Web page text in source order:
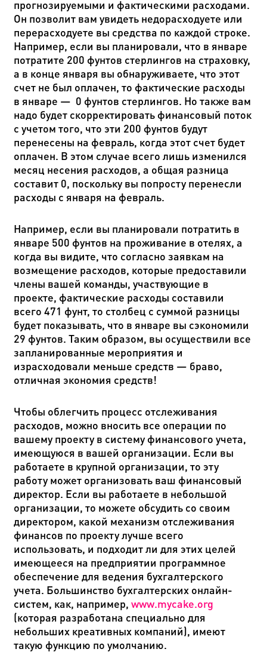
прогнозируемыми и фактическими расходами.
Он позволит вам увидеть недорасходуете или
перерасходуете вы средства по каждой строке.
Например, если вы планировали, что в январе
потратите 200 фунтов стерлингов на страховку,
а в конце января вы обнаруживаете, что этот
счет не был оплачен, то фактические расходы
в январе — 0 фунтов стерлингов. Но также вам
надо будет скорректировать финансовый поток
с учетом того, что эти 200 фунтов будут
перенесены на февраль, когда этот счет будет
оплачен. В этом случае всего лишь изменился
месяц несения расходов, а общая разница
составит 0, поскольку вы попросту перенесли
расходы с января на февраль.
Например, если вы планировали потратить в
январе 500 фунтов на проживание в отелях, а
когда вы видите, что согласно заявкам на
возмещение расходов, которые предоставили
члены вашей команды, участвующие в
проекте, фактические расходы составили
всего 471 фунт, то столбец с суммой разницы
будет показывать, что в январе вы сэкономили
29 фунтов. Таким образом, вы осуществили все
запланированные мероприятия и
израсходовали меньше средств — браво,
отличная экономия средств!
Чтобы облегчить процесс отслеживания
расходов, можно вносить все операции по
вашему проекту в систему финансового учета,
имеющуюся в вашей организации. Если вы
работаете в крупной организации, то эту
работу может организовать ваш финансовый
директор. Если вы работаете в небольшой
организации, то можете обсудить со своим
директором, какой механизм отслеживания
финансов по проекту лучше всего
использовать, и подходит ли для этих целей
имеющееся на предприятии программное
обеспечение для ведения бухгалтерского
учета. Большинство бухгалтерских онлайн-
систем, как, например,www.mycake.org
(которая разработана специально для
небольших креативных компаний), имеют
такую функцию по умолчанию.